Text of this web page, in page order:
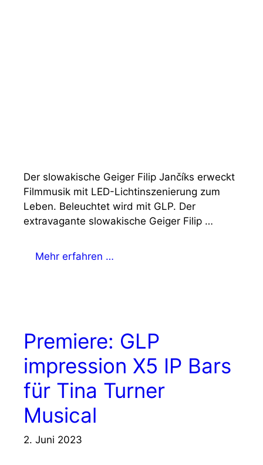
Der slowakische Geiger Filip Jančíks erweckt
Filmmusik mit LED-Lichtinszenierung zum
Leben. Beleuchtet wird mit GLP. Der
extravagante slowakische Geiger Filip …
Mehr erfahren …
Premiere: GLP
impression X5 IP Bars
für Tina Turner
Musical
2. Juni 2023